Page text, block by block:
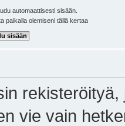
automaattisesti sisään.
paikalla olemiseni tällä kertaa
vie vain